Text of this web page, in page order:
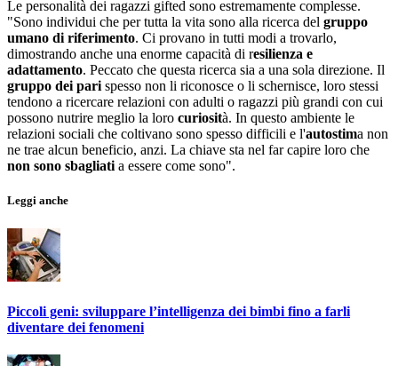
Le personalità dei ragazzi gifted sono estremamente complesse.
"Sono individui che per tutta la vita sono alla ricerca del gruppo
umano di riferimento. Ci provano in tutti modi a trovarlo,
dimostrando anche una enorme capacità di resilienza e
adattamento. Peccato che questa ricerca sia a una sola direzione. Il
gruppo dei pari spesso non li riconosce o li schernisce, loro stessi
tendono a ricercare relazioni con adulti o ragazzi più grandi con cui
possono nutrire meglio la loro curiosità. In questo ambiente le
relazioni sociali che coltivano sono spesso difficili e l'autostima non
ne trae alcun beneficio, anzi. La chiave sta nel far capire loro che
non sono sbagliati a essere come sono".
Leggi anche
Piccoli geni: sviluppare l’intelligenza dei bimbi fino a farli
diventare dei fenomeni